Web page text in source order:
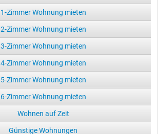
1-Zimmer Wohnung mieten
2-Zimmer Wohnung mieten
3-Zimmer Wohnung mieten
4-Zimmer Wohnung mieten
5-Zimmer Wohnung mieten
6-Zimmer Wohnung mieten
Wohnen auf Zeit
Günstige Wohnungen